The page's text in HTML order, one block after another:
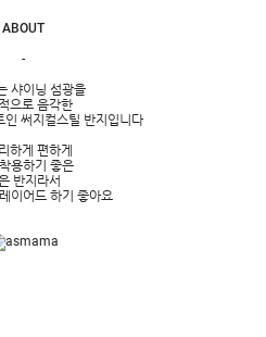
ABOUT
-
샤이닝 섬광을
으로 음각한
인 써지컬스틸 반지입니다
하게 편하게
용하기 좋은
반지라서
이어드 하기 좋아요